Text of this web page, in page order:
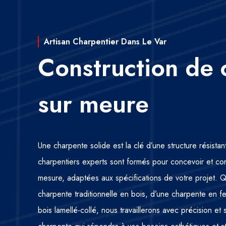
Artisan Charpentier Dans Le Var
Construction de
sur meure
Une charpente solide est la clé d’une structure
charpentiers experts sont formés pour concevoir et
mesure, adaptées aux spécifications de votre projet.
charpente traditionnelle en bois, d’une charpente en
bois lamellé-collé, nous travaillerons avec précision